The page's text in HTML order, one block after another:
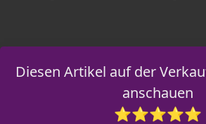
Diesen Artikel auf der
anschauen
⭐⭐⭐⭐⭐